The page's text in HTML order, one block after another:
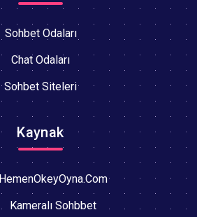
Sohbet Odaları
Chat Odaları
Sohbet Siteleri
Kaynak
HemenOkeyOyna.Com
Kameralı Sohbbet